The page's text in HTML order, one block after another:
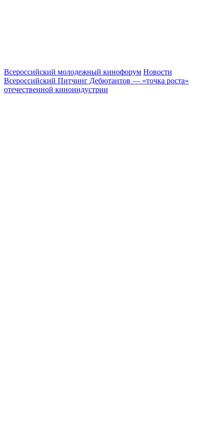
Всероссийский молодежный кинофорум Новости
Всероссийский Питчинг Дебютантов — «точка роста»
отечественной киноиндустрии